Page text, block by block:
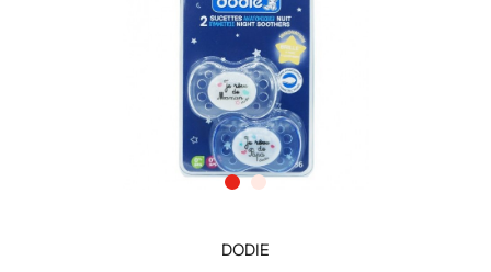
DODIE